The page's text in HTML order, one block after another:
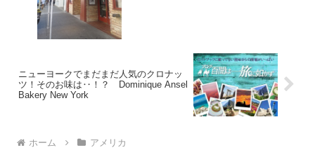
ニューヨークでまだまだ人気のクロナッ
ツ！そのお味は‥！？ Dominique Ansel
Bakery New York
ホーム アメリカ